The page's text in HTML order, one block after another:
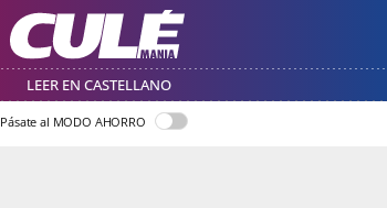
LEER EN CASTELLANO
Pásate al MODO AHORRO